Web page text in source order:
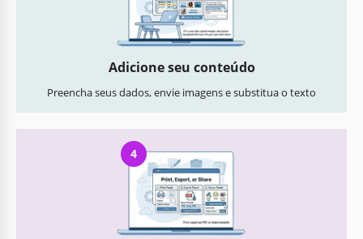
Adicione seu conteúdo
Preencha seus dados, envie imagens e substitua o texto
4